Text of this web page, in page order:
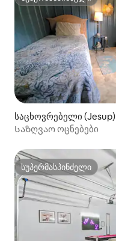
სუპერმასპინძელი
საცხოვრებელი (Jesup)
Საზღვაო ოცნებები
სუპერმასპინძელი
სუპერმასპინძელი